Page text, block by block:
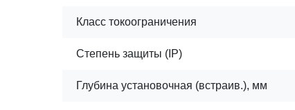
Класс токоограничения
Степень защиты (IP)
Глубина установочная (встраив.), мм